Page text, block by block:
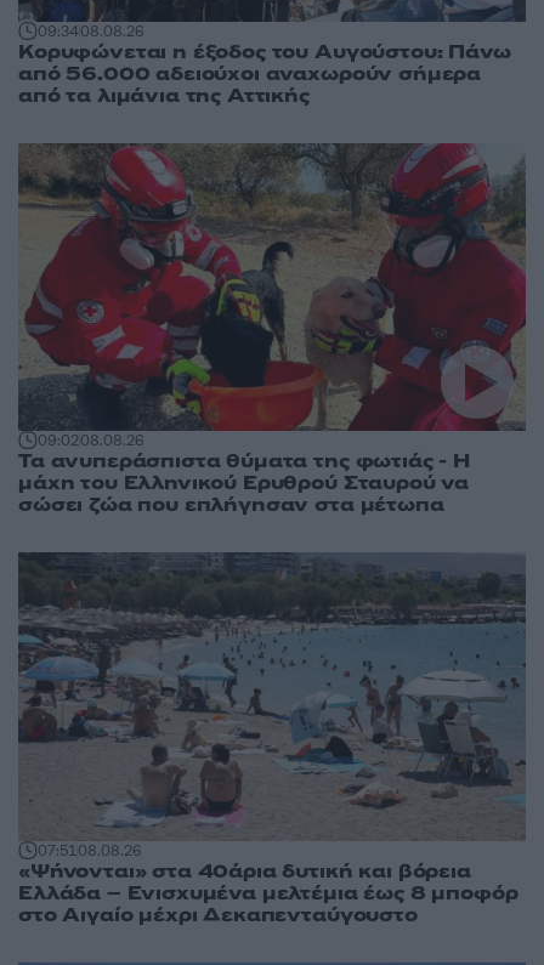
09:3408.08.26
Κορυφώνεται η έξοδος του Αυγούστου: Πάνω
από 56.000 αδειούχοι αναχωρούν σήμερα
από τα λιμάνια της Αττικής
09:0208.08.26
Τα ανυπεράσπιστα θύματα της φωτιάς - Η
μάχη του Ελληνικού Ερυθρού Σταυρού να
σώσει ζώα που επλήγησαν στα μέτωπα
07:5108.08.26
«Ψήνονται» στα 40άρια δυτική και βόρεια
Ελλάδα – Ενισχυμένα μελτέμια έως 8 μποφόρ
στο Αιγαίο μέχρι Δεκαπενταύγουστο